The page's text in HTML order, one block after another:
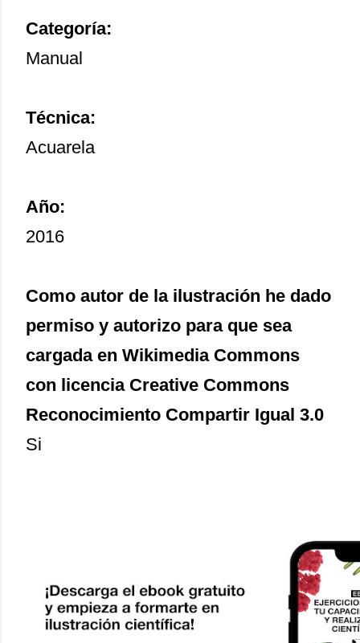
Categoría:
Manual
Técnica:
Acuarela
Año:
2016
Como autor de la ilustración he dado
permiso y autorizo para que sea
cargada en Wikimedia Commons
con licencia Creative Commons
Reconocimiento Compartir Igual 3.0
Si